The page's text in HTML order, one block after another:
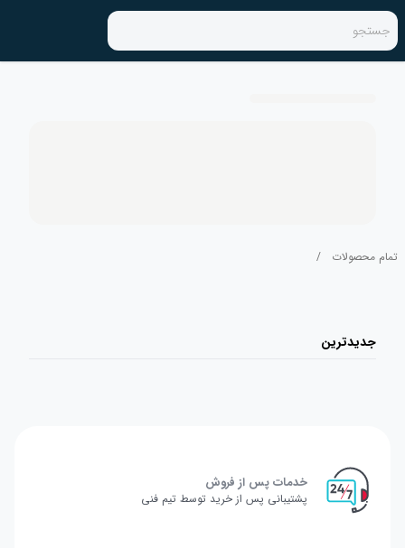
جستجو
تمام محصولات /
جدیدترین
خدمات پس از فروش
پشتیبانی پس از خرید توسط تیم فنی